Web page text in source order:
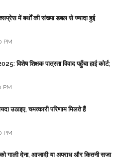
में बर्थों की संख्या डबल से ज्यादा हुई
PM
विशेष शिक्षक पात्रता विवाद पहुँचा हाई कोर्ट;
PM
उठाइए, चमत्कारी परिणाम मिलते हैं
PM
गाली देना, आजादी या अपराध और कितनी सजा